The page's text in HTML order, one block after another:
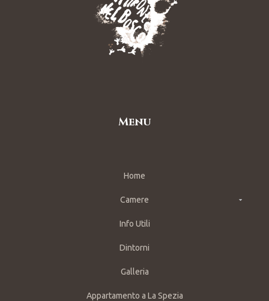
Menu
Home
Camere
Info Utili
Dintorni
Galleria
Appartamento a La Spezia